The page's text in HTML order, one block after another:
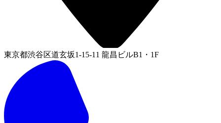
東京都渋谷区道玄坂1-15-11 龍昌ビルB1・1F